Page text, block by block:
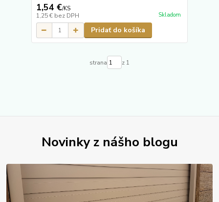
1,54 €/KS
1,25 € bez DPH Skladom
Pridať do košíka
strana z 1
Novinky z nášho blogu